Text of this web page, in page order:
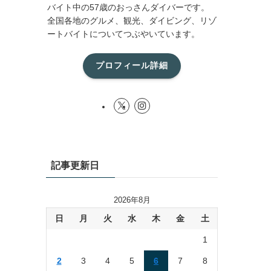
バイト中の57歳のおっさんダイバーです。
全国各地のグルメ、観光、ダイビング、リゾ
ートバイトについてつぶやいています。
プロフィール詳細
記事更新日
2026年8月
日 月 火 水 木 金 土
1
2 3 4 5 6 7 8